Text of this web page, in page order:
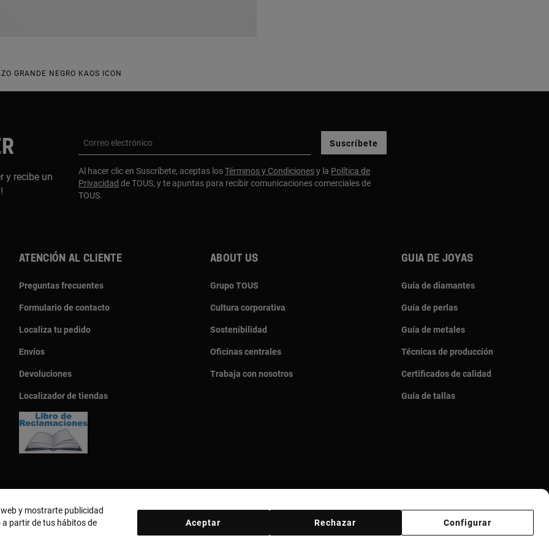
GRANDE NEGRO KAOS ICON
y recibe un
Correo electrónico Suscríbete
Al hacer clic en Suscríbete, aceptas losTérminos y Condicionesy la Política de
Privacidad de TOUS, y te apuntas para recibir comunicaciones comerciales de
TOUS.
Atención al cliente
Preguntas frecuentes
Formulario de contacto
Localiza tu pedido
Envíos
Devoluciones
Localizador de tiendas
About us
Grupo TOUS
Cultura corporativa
Sostenibilidad
Oficinas centrales
Trabaja con nosotros
Guia de joyas
Guía de diamantes
Guía de perlas
Guía de metales
Técnicas de producción
Certificados de calidad
Guía de tallas
País y moneda: Perú / Peruvian Sol
y mostrarte publicidad
partir de tus hábitos de
Configurar
Rechazar
Aceptar